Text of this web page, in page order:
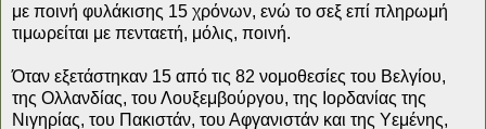
με ποινή φυλάκισης 15 χρόνων, ενώ το σεξ επί πληρωμή
τιμωρείται με πενταετή, μόλις, ποινή.
Όταν εξετάστηκαν 15 από τις 82 νομοθεσίες του Βελγίου,
της Ολλανδίας, του Λουξεμβούργου, της Ιορδανίας της
Νιγηρίας, του Πακιστάν, του Αφγανιστάν και της Υεμένης,